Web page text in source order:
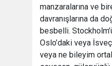
manzaralarına ve
davranışlarına da
besbelli.
Oslo’daki veya
veya ne bileyim